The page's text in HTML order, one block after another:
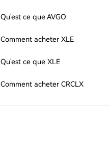
Qu'est ce que AVGO
Comment acheter XLE
Qu'est ce que XLE
Comment acheter CRCLX